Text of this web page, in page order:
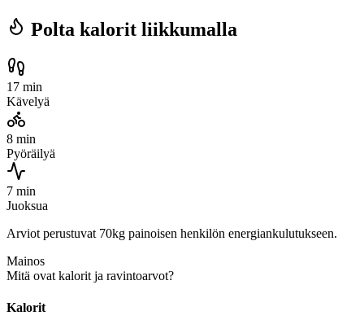
Polta kalorit liikkumalla
17 min
Kävelyä
8 min
Pyöräilyä
7 min
Juoksua
Arviot perustuvat 70kg painoisen henkilön energiankulutukseen.
Mainos
Mitä ovat kalorit ja ravintoarvot?
Kalorit